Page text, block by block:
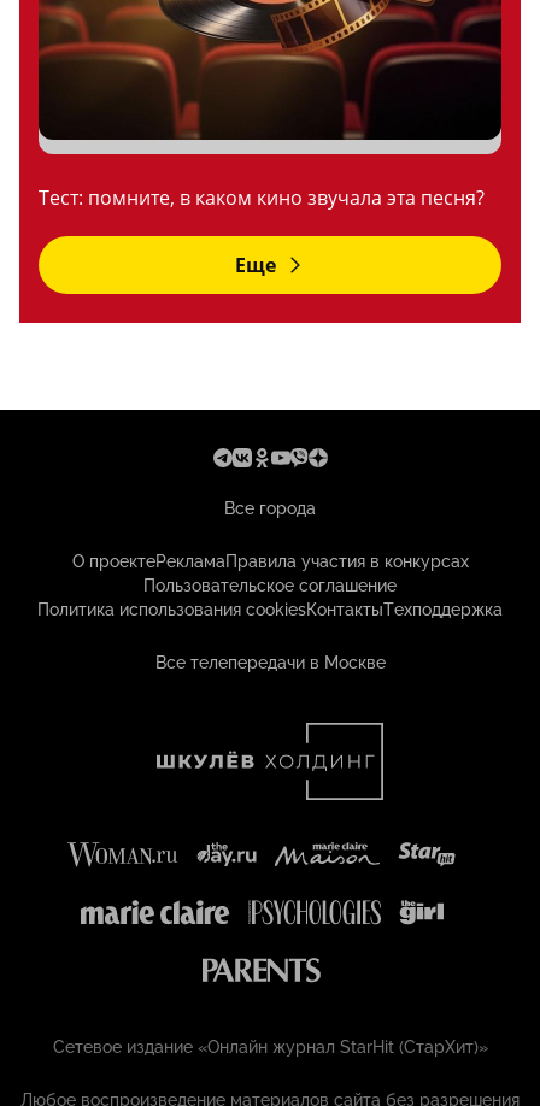
Тест: помните, в каком кино звучала эта песня?
Еще
Все города
О проектеРекламаПравила участия в конкурсах
Пользовательское соглашение
Политика использования cookiesКонтактыТехподдержка
Все телепередачи в Москве
Сетевое издание «Онлайн журнал StarHit (СтарХит)»
Любое воспроизведение материалов сайта без разрешения